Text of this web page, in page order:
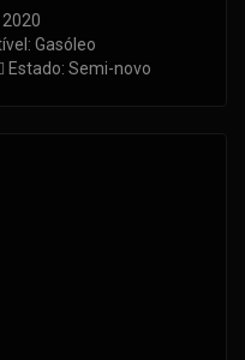
Gasóleo
Estado: Semi-novo